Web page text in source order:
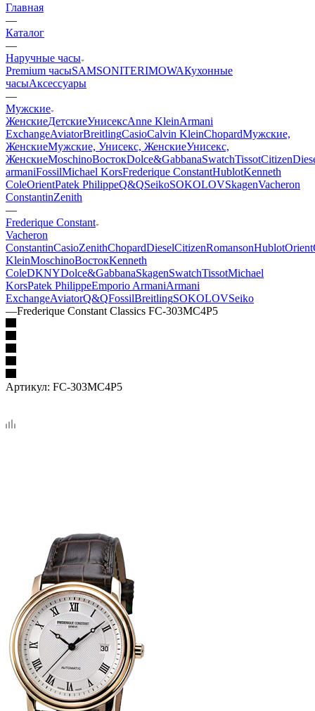
Главная
—
Каталог
—
Наручные часы
Premium часыSAMSONITERIMOWAКухонные
часыАксессуары
—
Мужские
ЖенскиеДетскиеУнисексAnne KleinArmani
ExchangeAviatorBreitlingCasioCalvin KleinChopardМужские,
ЖенскиеМужские, Унисекс, ЖенскиеУнисекс,
ЖенскиеMoschinoВостокDolce&GabbanaSwatchTissotCitizen
armaniFossilMichael KorsFrederique ConstantHublotKenneth
ColeOrientPatek PhilippeQ&QSeikoSOKOLOVSkagenVacheron
ConstantinZenith
—
Frederique Constant
Vacheron
ConstantinCasioZenithChopardDieselCitizenRomansonHublotOrient
KleinMoschinoВостокKenneth
ColeDKNYDolce&GabbanaSkagenSwatchTissotMichael
KorsPatek PhilippeEmporio ArmaniArmani
ExchangeAviatorQ&QFossilBreitlingSOKOLOVSeiko
—Frederique Constant Classics FC-303MC4P5
Артикул: FC-303MC4P5